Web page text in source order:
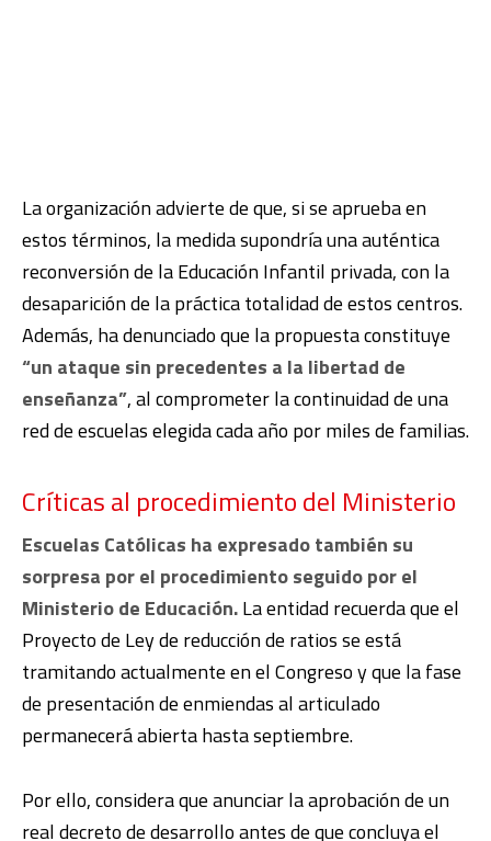
La organización advierte de que, si se aprueba en
estos términos, la medida supondría una auténtica
reconversión de la Educación Infantil privada, con la
desaparición de la práctica totalidad de estos centros.
Además, ha denunciado que la propuesta constituye
“un ataque sin precedentes a la libertad de
enseñanza”, al comprometer la continuidad de una
red de escuelas elegida cada año por miles de familias.
Críticas al procedimiento del Ministerio
Escuelas Católicas ha expresado también su
sorpresa por el procedimiento seguido por el
Ministerio de Educación.La entidad recuerda que el
Proyecto de Ley de reducción de ratios se está
tramitando actualmente en el Congreso y que la fase
de presentación de enmiendas al articulado
permanecerá abierta hasta septiembre.
Por ello, considera que anunciar la aprobación de un
real decreto de desarrollo antes de que concluya el